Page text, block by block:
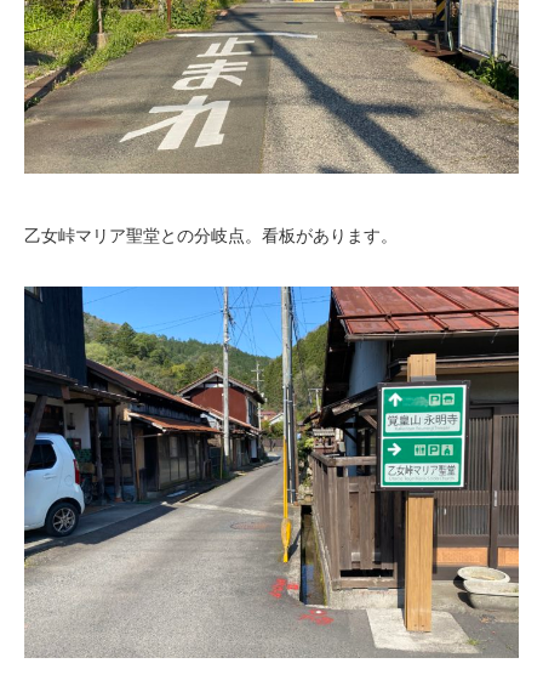
乙女峠マリア聖堂との分岐点。看板があります。